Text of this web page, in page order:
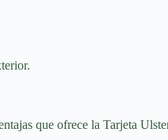
que ofrece la Tarjeta